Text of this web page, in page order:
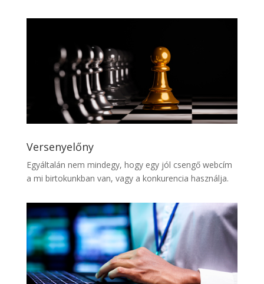
Versenyelőny
Egyáltalán nem mindegy, hogy egy jól csengő webcím
a mi birtokunkban van, vagy a konkurencia használja.